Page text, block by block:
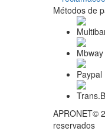
Métodos de
APRONET©
reservados